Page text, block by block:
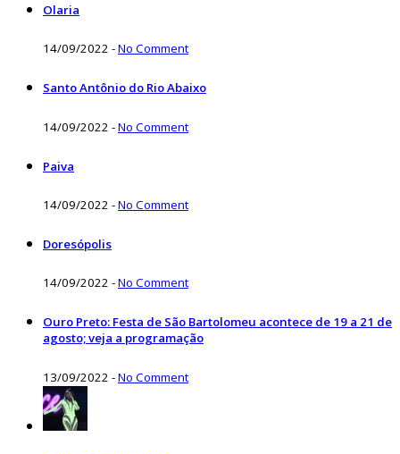
Olaria
14/09/2022 -No Comment
Santo Antônio do Rio Abaixo
14/09/2022 -No Comment
Paiva
14/09/2022 -No Comment
Doresópolis
14/09/2022 -No Comment
Ouro Preto: Festa de São Bartolomeu acontece de 19 a 21 de
agosto; veja a programação
13/09/2022 -No Comment